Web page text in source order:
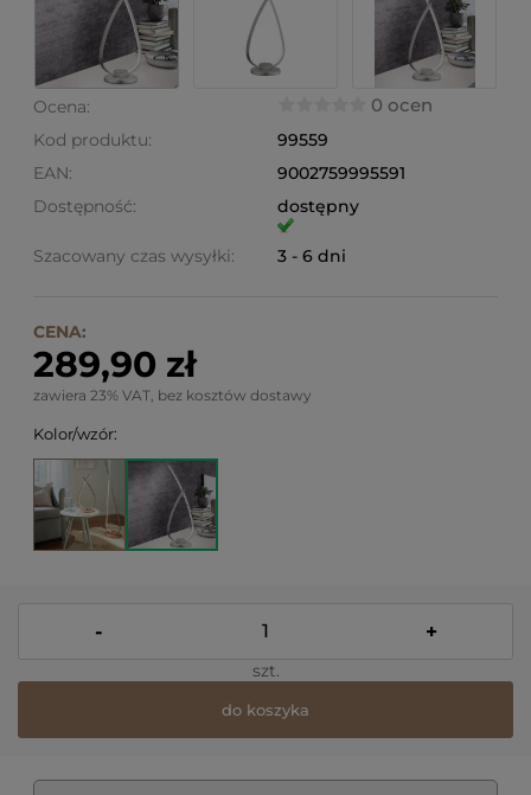
Ocena: 0 ocen
Kod produktu:
99559
EAN:
9002759995591
Dostępność:
dostępny
Szacowany czas wysyłki: 3 - 6 dni
CENA:
289,90 zł
zawiera 23% VAT, bez kosztów dostawy
Kolor/wzór:
- +
szt.
do koszyka